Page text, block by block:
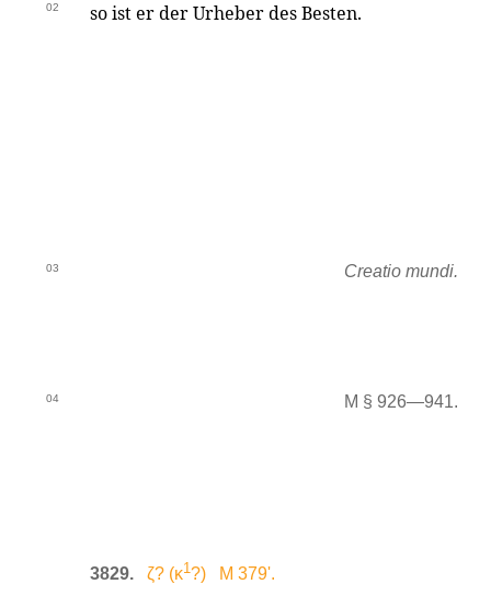
02 so ist er der Urheber des Besten.
03 Creatio mundi.
04 M § 926—941.
3829. ζ? (κ1?) M 379'.